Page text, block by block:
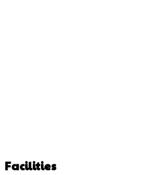
Facilities